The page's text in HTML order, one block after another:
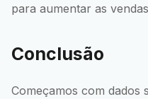
para aumentar as
Conclusão
Começamos com dados